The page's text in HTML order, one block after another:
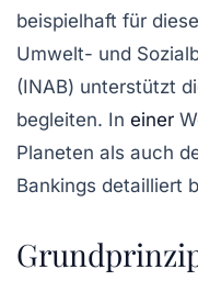
beispielhaft für
Umwelt- und
(INAB) unterstützt
begleiten. In einer
Planeten als auch
Bankings detailliert